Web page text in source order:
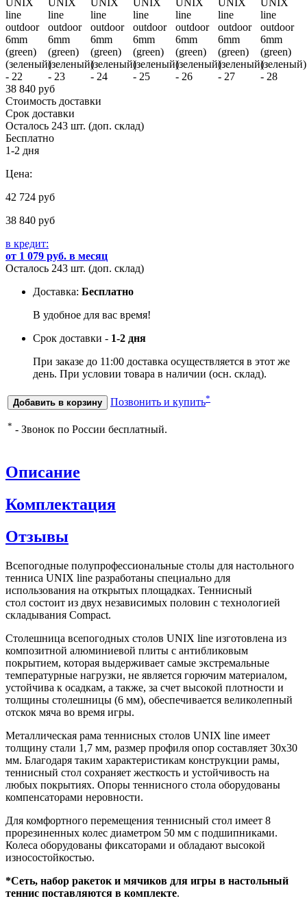
38 840 руб
Стоимость доставки
Срок доставки
Осталось 243 шт. (доп. склад)
Бесплатно
1-2 дня
Цена:
42 724 руб
38 840 руб
в кредит:
от 1 079 руб. в месяц
Осталось 243 шт. (доп. склад)
Доставка: Бесплатно
В удобное для вас время!
Срок доставки - 1-2 дня
При заказе до 11:00 доставка осуществляется в этот же
день. При условии товара в наличии (осн. склад).
Добавить в корзину Позвонить и купить*
* - Звонок по России бесплатный.
Описание
Комплектация
Отзывы
Всепогодные полупрофессиональные столы для настольного
тенниса UNIX line разработаны специально для
использования на открытых площадках. Теннисный
стол состоит из двух независимых половин с технологией
складывания Compact.
Столешница всепогодных столов UNIX line изготовлена из
композитной алюминиевой плиты с антибликовым
покрытием, которая выдерживает самые экстремальные
температурные нагрузки, не является горючим материалом,
устойчива к осадкам, а также, за счет высокой плотности и
толщины столешницы (6 мм), обеспечивается великолепный
отскок мяча во время игры.
Металлическая рама теннисных столов UNIX line имеет
толщину стали 1,7 мм, размер профиля опор составляет 30х30
мм. Благодаря таким характеристикам конструкции рамы,
теннисный стол сохраняет жесткость и устойчивость на
любых покрытиях. Опоры теннисного стола оборудованы
компенсаторами неровности.
Для комфортного перемещения теннисный стол имеет 8
прорезиненных колес диаметром 50 мм с подшипниками.
Колеса оборудованы фиксаторами и обладают высокой
износостойкостью.
*Сеть, набор ракеток и мячиков для игры в настольный
теннис поставляются в комплекте.